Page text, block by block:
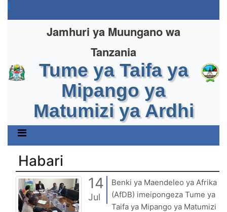
Jamhuri ya Muungano wa
Tanzania
Tume ya Taifa ya
Mipango ya
Matumizi ya Ardhi
Habari
14
Jul
Benki ya Maendeleo ya Afrika
(AfDB) imeipongeza Tume ya
Taifa ya Mipango ya Matumizi